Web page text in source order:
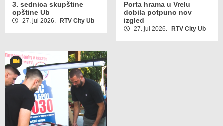
3. sednica skupštine
opštine Ub
27. jul 2026. RTV City Ub
Porta hrama u Vrelu
dobila potpuno nov
izgled
27. jul 2026. RTV City Ub